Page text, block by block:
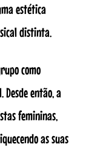
estética
distinta.
como
então, a
femininas,
as suas